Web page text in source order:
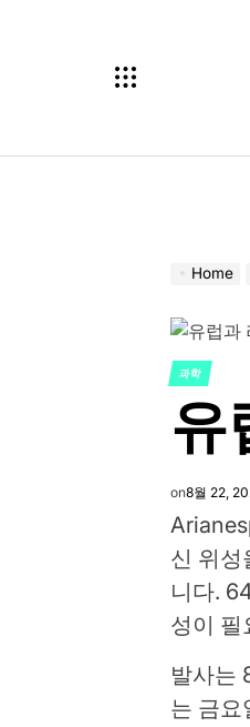
Home
POSTED
과학
유
on8월 22,
신 위성
니다.
성이 필
발사는
는 금요